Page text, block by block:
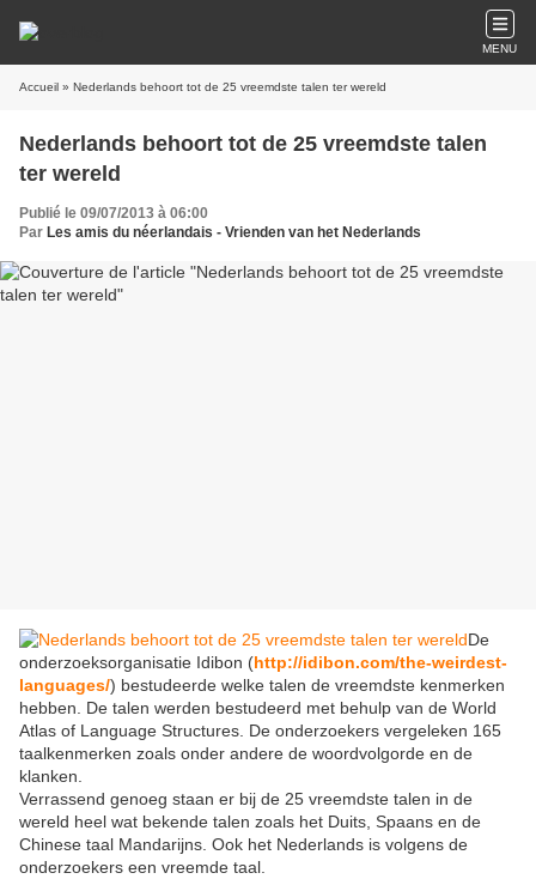
MENU
Accueil » Nederlands behoort tot de 25 vreemdste talen ter wereld
Nederlands behoort tot de 25 vreemdste talen
ter wereld
Publié le 09/07/2013 à 06:00
Par Les amis du néerlandais - Vrienden van het Nederlands
De
onderzoeksorganisatie Idibon (http://idibon.com/the-weirdest-
languages/) bestudeerde welke talen de vreemdste kenmerken
hebben. De talen werden bestudeerd met behulp van de World
Atlas of Language Structures. De onderzoekers vergeleken 165
taalkenmerken zoals onder andere de woordvolgorde en de
klanken.
Verrassend genoeg staan er bij de 25 vreemdste talen in de
wereld heel wat bekende talen zoals het Duits, Spaans en de
Chinese taal Mandarijns. Ook het Nederlands is volgens de
onderzoekers een vreemde taal.